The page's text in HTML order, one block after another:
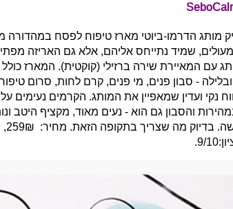
מותג הדרמו-ביוטי מארז טיפוח לפסח במהדורה
שמיד נתייחס אליהם, אלא גם האריזה
עם המאיירת שירה ברזילי (קוקטית). המארז כולל
- סבון פנים, מי פנים, קרם לחות, סרום
נקי ועדין שמאפיין את המותג. הקרמים נעימים
והסבון גם הוא - נעים מאוד, מקציף היטב
בדיוק מה שצריך בתקופה הזאת. מחיר: 259₪, ניתן להזמין דרך
10.